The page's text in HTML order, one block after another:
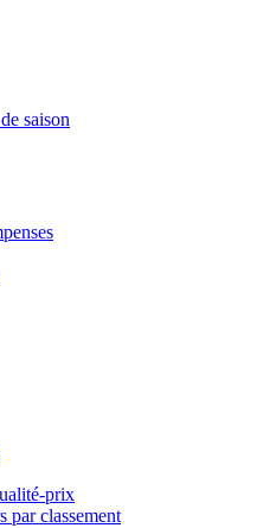
saison
prix
par classement